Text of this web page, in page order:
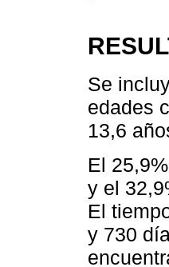
Se
edades
13,6
El
y el
El
y 730